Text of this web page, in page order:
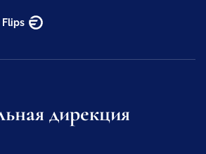
Flips
дирекция